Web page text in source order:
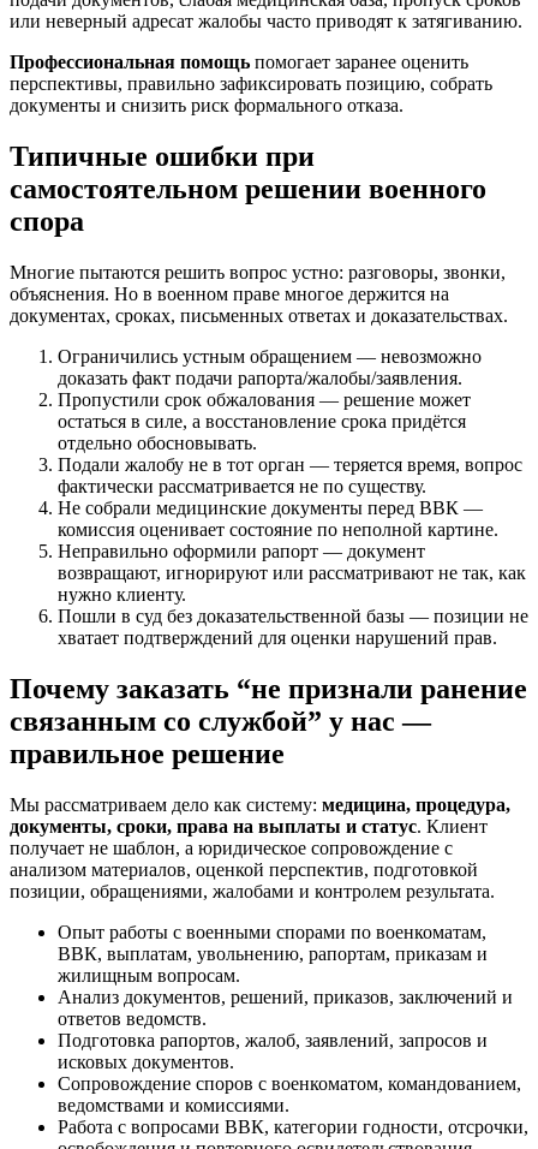
или неверный адресат жалобы часто приводят к затягиванию.
Профессиональная помощь помогает заранее оценить
перспективы, правильно зафиксировать позицию, собрать
документы и снизить риск формального отказа.
Типичные ошибки при
самостоятельном решении военного
спора
Многие пытаются решить вопрос устно: разговоры, звонки,
объяснения. Но в военном праве многое держится на
документах, сроках, письменных ответах и доказательствах.
Ограничились устным обращением — невозможно
доказать факт подачи рапорта/жалобы/заявления.
Пропустили срок обжалования — решение может
остаться в силе, а восстановление срока придётся
отдельно обосновывать.
Подали жалобу не в тот орган — теряется время, вопрос
фактически рассматривается не по существу.
Не собрали медицинские документы перед ВВК —
комиссия оценивает состояние по неполной картине.
Неправильно оформили рапорт — документ
возвращают, игнорируют или рассматривают не так, как
нужно клиенту.
Пошли в суд без доказательственной базы — позиции не
хватает подтверждений для оценки нарушений прав.
Почему заказать “не признали ранение
связанным со службой” у нас —
правильное решение
Мы рассматриваем дело как систему: медицина, процедура,
документы, сроки, права на выплаты и статус. Клиент
получает не шаблон, а юридическое сопровождение с
анализом материалов, оценкой перспектив, подготовкой
позиции, обращениями, жалобами и контролем результата.
Опыт работы с военными спорами по военкоматам,
ВВК, выплатам, увольнению, рапортам, приказам и
жилищным вопросам.
Анализ документов, решений, приказов, заключений и
ответов ведомств.
Подготовка рапортов, жалоб, заявлений, запросов и
исковых документов.
Сопровождение споров с военкоматом, командованием,
ведомствами и комиссиями.
Работа с вопросами ВВК, категории годности, отсрочки,